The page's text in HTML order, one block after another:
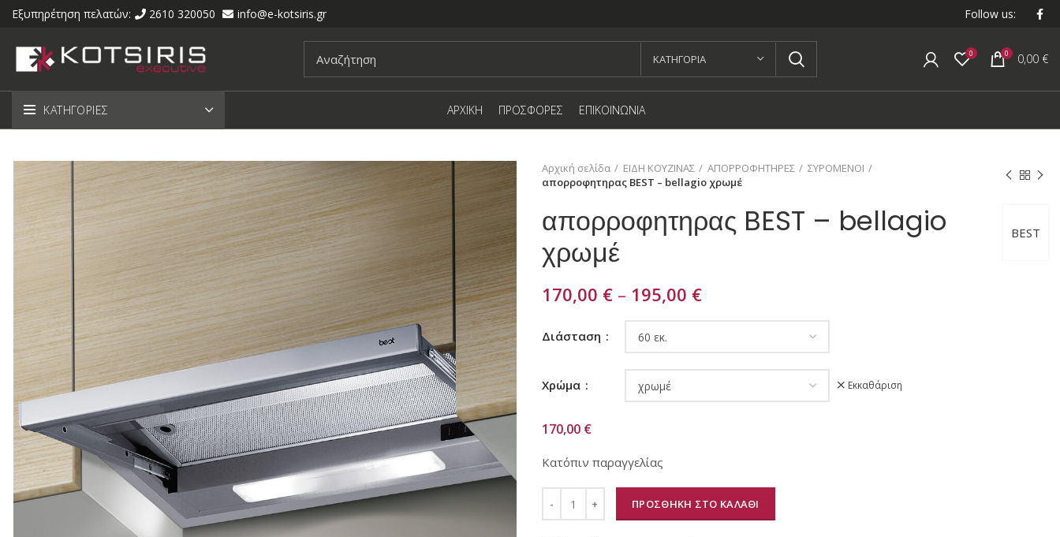
Εξυπηρέτηση πελατών: 2610 320050 info@e-kotsiris.gr Follow us:
KΑΤΗΓΟΡΙΑ 0 0 0,00 €
ΚΑΤΗΓΟΡΙΕΣ ΑΡΧΙΚΗ ΠΡΟΣΦΟΡΕΣ ΕΠΙΚΟΙΝΩΝΙΑ
Αρχική σελίδα ΕΙΔΗ ΚΟΥΖΙΝΑΣ ΑΠΟΡΡΟΦΗΤΗΡΕΣ
ΣΥΡΟΜΕΝΟΙ
απορροφητηρας BEST – bellagio χρωμέ
BEST
απορροφητηρας BEST – bellagio
χρωμέ
170,00 € – 195,00 €
Διάσταση
Χρώμα Εκκαθάριση
170,00 €
Κατόπιν παραγγελίας
ΠΡΟΣΘΗΚΗ ΣΤΟ ΚΑΛΑΘΙ